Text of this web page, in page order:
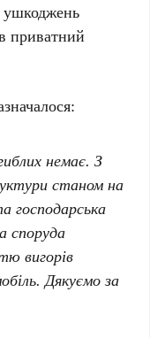
ушкоджень
приватний
немає. З
станом на
господарська
споруда
вигорів
Дякуємо за